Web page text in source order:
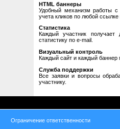
HTML баннеры
Удобный механизм работы с
учета кликов по любой
Статистика
Каждый участник
статистику по e-mail.
Визуальный контроль
Каждый сайт и каждый баннер
Служба поддержки
Все заявки и вопросы
участнику.
Ограничение ответственности